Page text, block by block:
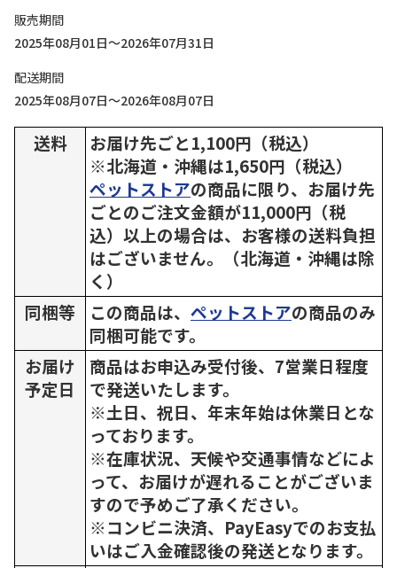
販売期間
2025年08月01日～2026年07月31日
配送期間
2025年08月07日～2026年08月07日
送料
お届け先ごと1,100円（税込）
※北海道・沖縄は1,650円（税込）
ペットストアの商品に限り、お届け先
ごとのご注文金額が11,000円（税
込）以上の場合は、お客様の送料負担
はございません。（北海道・沖縄は除
く）
同梱等
この商品は、 ペットストアの商品のみ
同梱可能です。
お届け
予定日
商品はお申込み受付後、7営業日程度
で発送いたします。
※土日、祝日、年末年始は休業日とな
っております。
※在庫状況、天候や交通事情などによ
って、お届けが遅れることがございま
すので予めご了承ください。
※コンビニ決済、PayEasyでのお支払
いはご入金確認後の発送となります。